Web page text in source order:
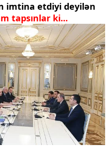
imtina etdiyi deyilən
Elə bir adam tapsınlar ki...